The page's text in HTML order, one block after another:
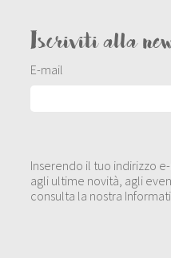
Iscriviti alla
E-mail
Inserendo il tuo indirizzo
agli ultime novità, agli
consulta la nostra